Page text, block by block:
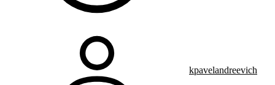
kpavelandreevich